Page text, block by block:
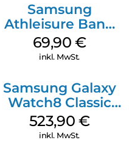
Samsung
Athleisure Band
(M/L) Galaxy
Watch8/Watch8
69,90 €
inkl. MwSt.
Samsung Galaxy
Watch8 Classic
White
523,90 €
inkl. MwSt.